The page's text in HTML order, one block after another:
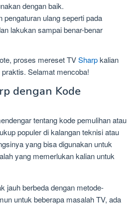
dengan baik.
pengaturan ulang seperti pada
lakukan sampai benar-benar
proses mereset TVSharpkalian
Selamat mencoba!
dengan Kode
tentang kode pemulihan atau
populer di kalangan teknisi atau
yang bisa digunakan untuk
yang memerlukan kalian untuk
jauh berbeda dengan metode-
untuk beberapa masalah TV, ada